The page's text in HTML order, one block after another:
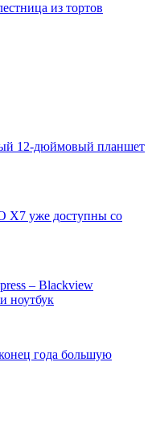
из тортов
12-дюймовый планшет
X7 уже доступны со
– Blackview
ноутбук
года большую